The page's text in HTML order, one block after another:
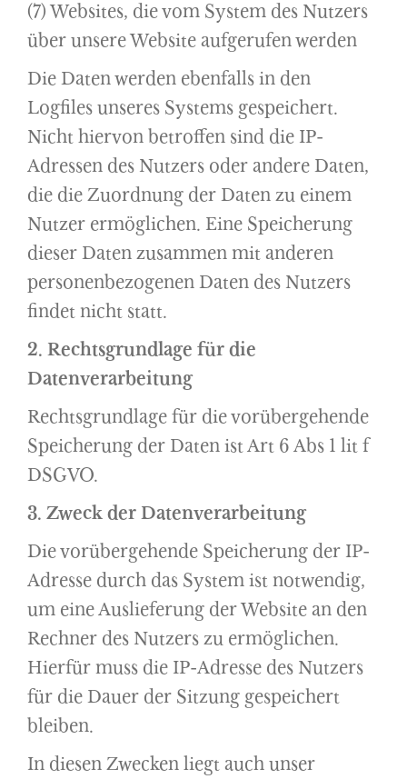
(7) Websites, die vom System des Nutzers
über unsere Website aufgerufen werden
Die Daten werden ebenfalls in den
Logfiles unseres Systems gespeichert.
Nicht hiervon betroffen sind die IP-
Adressen des Nutzers oder andere Daten,
die die Zuordnung der Daten zu einem
Nutzer ermöglichen. Eine Speicherung
dieser Daten zusammen mit anderen
personenbezogenen Daten des Nutzers
findet nicht statt.
2. Rechtsgrundlage für die
Datenverarbeitung
Rechtsgrundlage für die vorübergehende
Speicherung der Daten ist Art 6 Abs 1 lit f
DSGVO.
3. Zweck der Datenverarbeitung
Die vorübergehende Speicherung der IP-
Adresse durch das System ist notwendig,
um eine Auslieferung der Website an den
Rechner des Nutzers zu ermöglichen.
Hierfür muss die IP-Adresse des Nutzers
für die Dauer der Sitzung gespeichert
bleiben.
In diesen Zwecken liegt auch unser